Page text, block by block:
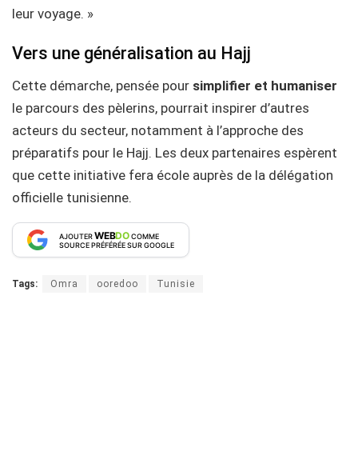
leur voyage. »
Vers une généralisation au Hajj
Cette démarche, pensée pour simplifier et humaniser
le parcours des pèlerins, pourrait inspirer d’autres
acteurs du secteur, notamment à l’approche des
préparatifs pour le Hajj. Les deux partenaires espèrent
que cette initiative fera école auprès de la délégation
officielle tunisienne.
AJOUTERWEBDOCOMME
SOURCE PRÉFÉRÉE SUR GOOGLE
Tags: Omra ooredoo Tunisie